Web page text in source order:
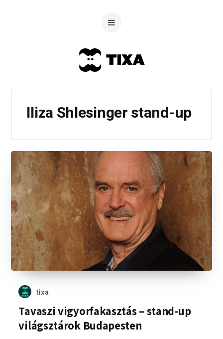
Iliza Shlesinger stand-up
tixa
Tavaszi vigyorfakasztás – stand-up
világsztárok Budapesten